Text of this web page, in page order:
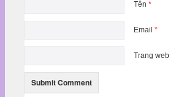
Tên*
Email*
Trang web